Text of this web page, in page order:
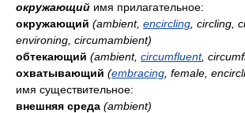
окружающий имя прилагательное:
окружающий (ambient, encircling , circling,
environing, circumambient)
обтекающий (ambient, circumfluent,
охватывающий (embracing , female,
имя существительное:
внешняя среда (ambient)